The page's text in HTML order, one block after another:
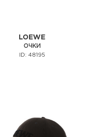
LOEWE
ОЧКИ
ID: 48195